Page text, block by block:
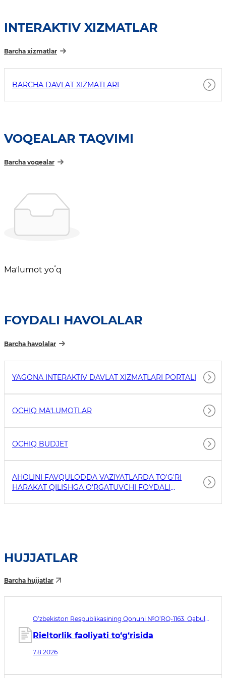
INTERAKTIV XIZMATLAR
Barcha xizmatlar
BARCHA DAVLAT XIZMATLARI
VOQEALAR TAQVIMI
Barcha voqealar
Maʼlumot yoʻq
FOYDALI HAVOLALAR
Barcha havolalar
YAGONA INTERAKTIV DAVLAT XIZMATLARI PORTALI
OCHIQ MAʼLUMOTLAR
OCHIQ BUDJET
AHOLINI FAVQULODDA VAZIYATLARDA TO'G'RI
HARAKAT QILISHGA O'RGATUVCHI FOYDALI
HUJJATLAR
Barcha hujjatlar
O‘zbekiston Respublikasining Qonuni №O‘RQ-1163. Qabul
Rieltorlik faoliyati to‘g‘risida
7.8.2026